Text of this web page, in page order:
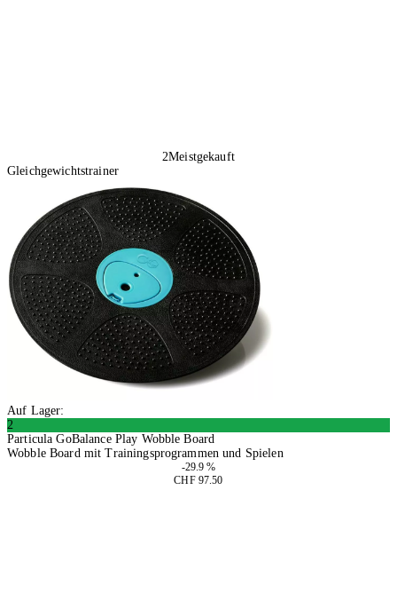
2Meistgekauft
Gleichgewichtstrainer
Auf Lager:
2
Particula GoBalance Play Wobble Board
Wobble Board mit Trainingsprogrammen und Spielen
-29.9 %
CHF 97.50